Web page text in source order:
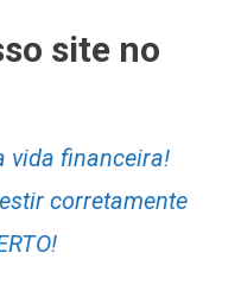
site no
vida financeira!
corretamente